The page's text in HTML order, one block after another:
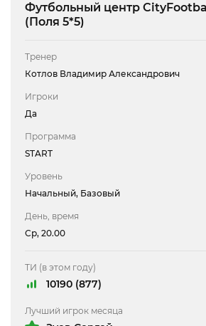
Футбольный центр
(Поля 5*5)
Тренер
Котлов Владимир Александрович
Игроки
Да
Программа
START
Уровень
Начальный, Базовый
День, время
Ср, 20.00
ТИ (в этом году)
10190 (877)
Лучший игрок месяца